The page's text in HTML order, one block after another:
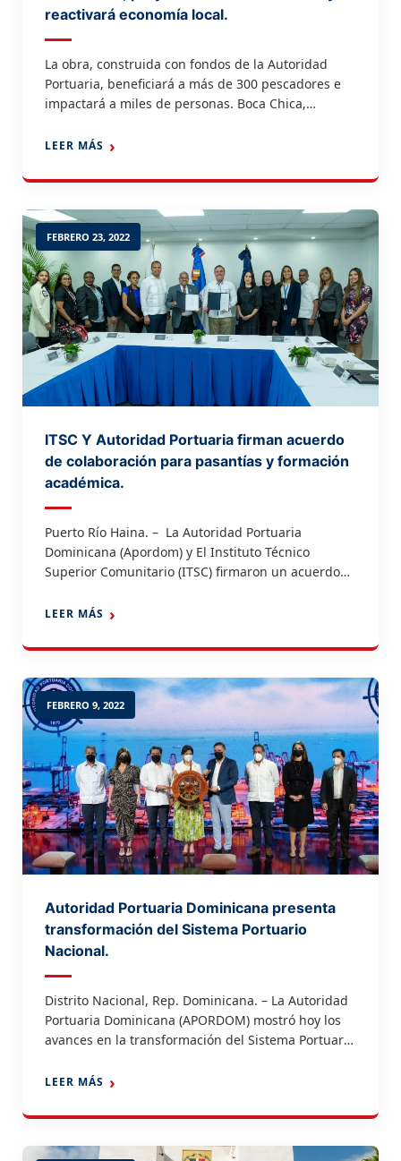
reactivará economía local.
La obra, construida con fondos de la Autoridad
Portuaria, beneficiará a más de 300 pescadores e
impactará a miles de personas. Boca Chica,
Abinader inauguró este jueves el muelle pesquero
e impulsar la actividad pesquera de la zona,
LEER MÁS
FEBRERO 23, 2022
ITSC Y Autoridad Portuaria firman acuerdo
de colaboración para pasantías y formación
académica.
Puerto Río Haina. – La Autoridad Portuaria
Dominicana (Apordom) y El Instituto Técnico
Superior Comunitario (ITSC) firmaron un acuerdo
los estudiantes de la carrera técnica superior en
gestora de los puertos del país. El convenio que fue
LEER MÁS
FEBRERO 9, 2022
Autoridad Portuaria Dominicana presenta
transformación del Sistema Portuario
Nacional.
Distrito Nacional, Rep. Dominicana. – La Autoridad
Portuaria Dominicana (APORDOM) mostró hoy los
avances en la transformación del Sistema Portuario
que incluye desde la recuperación financiera de la
que generara más de diez mil empleos. El acto
LEER MÁS